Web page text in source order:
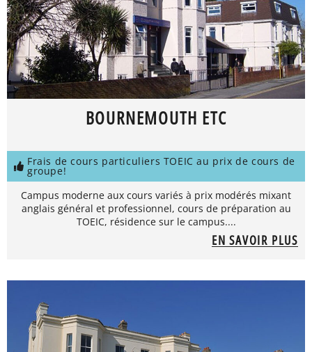
BOURNEMOUTH ETC
Frais de cours particuliers TOEIC au prix de cours de
groupe!
Campus moderne aux cours variés à prix modérés mixant
anglais général et professionnel, cours de préparation au
TOEIC, résidence sur le campus....
EN SAVOIR PLUS